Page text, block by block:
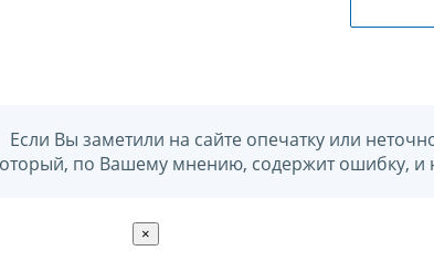
Если Вы заметили на сайте опечатку или
по Вашему мнению, содержит ошибку,
×